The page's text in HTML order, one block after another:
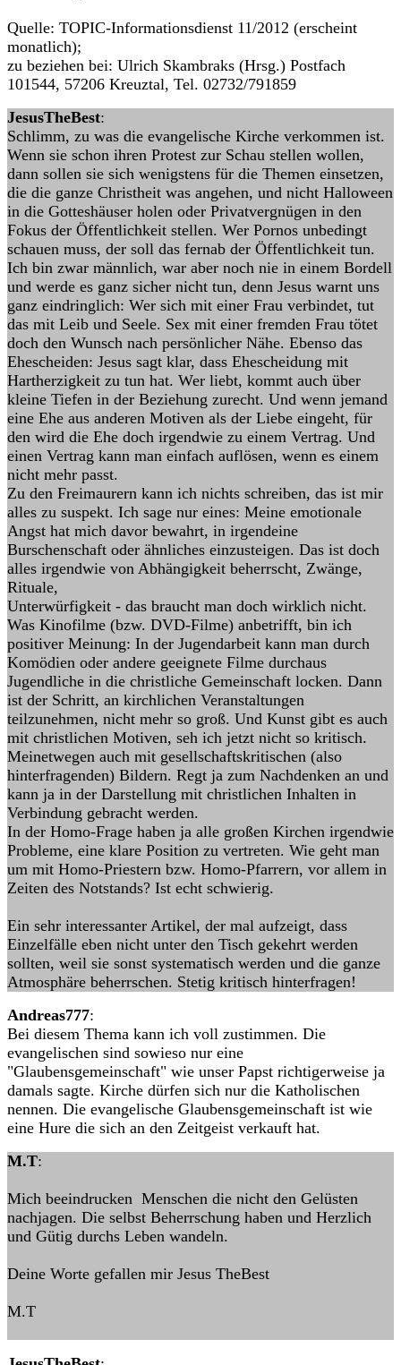
Quelle: TOPIC-Informationsdienst 11/2012 (erscheint
monatlich);
zu beziehen bei: Ulrich Skambraks (Hrsg.) Postfach
101544, 57206 Kreuztal, Tel. 02732/791859
JesusTheBest:
Schlimm, zu was die evangelische Kirche verkommen ist.
Wenn sie schon ihren Protest zur Schau stellen wollen,
dann sollen sie sich wenigstens für die Themen einsetzen,
die die ganze Christheit was angehen, und nicht Halloween
in die Gotteshäuser holen oder Privatvergnügen in den
Fokus der Öffentlichkeit stellen. Wer Pornos unbedingt
schauen muss, der soll das fernab der Öffentlichkeit tun.
Ich bin zwar männlich, war aber noch nie in einem Bordell
und werde es ganz sicher nicht tun, denn Jesus warnt uns
ganz eindringlich: Wer sich mit einer Frau verbindet, tut
das mit Leib und Seele. Sex mit einer fremden Frau tötet
doch den Wunsch nach persönlicher Nähe. Ebenso das
Ehescheiden: Jesus sagt klar, dass Ehescheidung mit
Hartherzigkeit zu tun hat. Wer liebt, kommt auch über
kleine Tiefen in der Beziehung zurecht. Und wenn jemand
eine Ehe aus anderen Motiven als der Liebe eingeht, für
den wird die Ehe doch irgendwie zu einem Vertrag. Und
einen Vertrag kann man einfach auflösen, wenn es einem
nicht mehr passt.
Zu den Freimaurern kann ich nichts schreiben, das ist mir
alles zu suspekt. Ich sage nur eines: Meine emotionale
Angst hat mich davor bewahrt, in irgendeine
Burschenschaft oder ähnliches einzusteigen. Das ist doch
alles irgendwie von Abhängigkeit beherrscht, Zwänge,
Rituale,
Unterwürfigkeit - das braucht man doch wirklich nicht.
Was Kinofilme (bzw. DVD-Filme) anbetrifft, bin ich
positiver Meinung: In der Jugendarbeit kann man durch
Komödien oder andere geeignete Filme durchaus
Jugendliche in die christliche Gemeinschaft locken. Dann
ist der Schritt, an kirchlichen Veranstaltungen
teilzunehmen, nicht mehr so groß. Und Kunst gibt es auch
mit christlichen Motiven, seh ich jetzt nicht so kritisch.
Meinetwegen auch mit gesellschaftskritischen (also
hinterfragenden) Bildern. Regt ja zum Nachdenken an und
kann ja in der Darstellung mit christlichen Inhalten in
Verbindung gebracht werden.
In der Homo-Frage haben ja alle großen Kirchen irgendwie
Probleme, eine klare Position zu vertreten. Wie geht man
um mit Homo-Priestern bzw. Homo-Pfarrern, vor allem in
Zeiten des Notstands? Ist echt schwierig.
Ein sehr interessanter Artikel, der mal aufzeigt, dass
Einzelfälle eben nicht unter den Tisch gekehrt werden
sollten, weil sie sonst systematisch werden und die ganze
Atmosphäre beherrschen. Stetig kritisch hinterfragen!
Andreas777:
Bei diesem Thema kann ich voll zustimmen. Die
evangelischen sind sowieso nur eine
"Glaubensgemeinschaft" wie unser Papst richtigerweise ja
damals sagte. Kirche dürfen sich nur die Katholischen
nennen. Die evangelische Glaubensgemeinschaft ist wie
eine Hure die sich an den Zeitgeist verkauft hat.
M.T:
Mich beeindrucken Menschen die nicht den Gelüsten
nachjagen. Die selbst Beherrschung haben und Herzlich
und Gütig durchs Leben wandeln.
Deine Worte gefallen mir Jesus TheBest
M.T